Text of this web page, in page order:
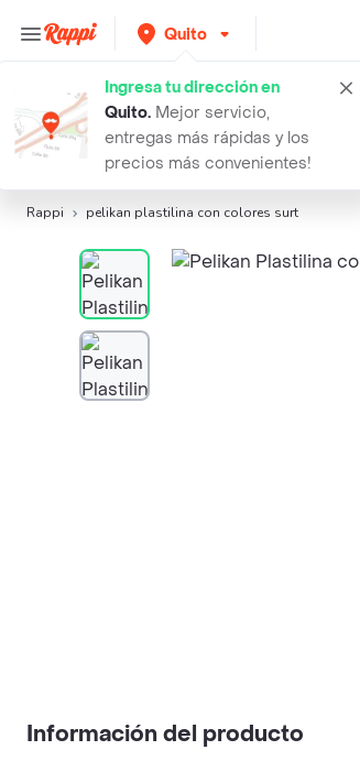
Quito
Ingresa tu dirección en
Quito. Mejor servicio,
entregas más rápidas y los
precios más convenientes!
Búsquedas relacionadas: Otros Útiles escolares
Rappi pelikan plastilina con colores surt
Información del producto